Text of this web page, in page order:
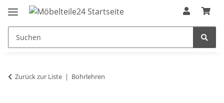
Zurück zur Liste Bohrlehren